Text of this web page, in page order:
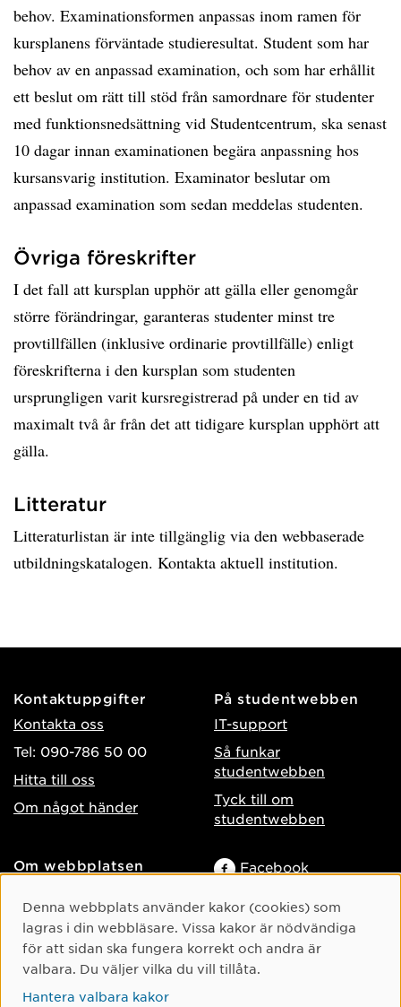
behov. Examinationsformen anpassas inom ramen för
kursplanens förväntade studieresultat. Student som har
behov av en anpassad examination, och som har erhållit
ett beslut om rätt till stöd från samordnare för studenter
med funktionsnedsättning vid Studentcentrum, ska senast
10 dagar innan examinationen begära anpassning hos
kursansvarig institution. Examinator beslutar om
anpassad examination som sedan meddelas studenten.
Övriga föreskrifter
I det fall att kursplan upphör att gälla eller genomgår
större förändringar, garanteras studenter minst tre
provtillfällen (inklusive ordinarie provtillfälle) enligt
föreskrifterna i den kursplan som studenten
ursprungligen varit kursregistrerad på under en tid av
maximalt två år från det att tidigare kursplan upphört att
gälla.
Litteratur
Litteraturlistan är inte tillgänglig via den webbaserade
utbildningskatalogen. Kontakta aktuell institution.
Kontaktuppgifter
Kontakta oss
Tel: 090-786 50 00
Hitta till oss
Om något händer
På studentwebben
IT-support
Så funkar
studentwebben
Tyck till om
studentwebben
Om webbplatsen
Behandling av
personuppgifter
Hantera kakor
Facebook
TikTok
Youtube
Cookie-samtycke
Denna webbplats använder kakor (cookies) som
lagras i din webbläsare. Vissa kakor är nödvändiga
för att sidan ska fungera korrekt och andra är
valbara. Du väljer vilka du vill tillåta.
Hantera valbara kakor